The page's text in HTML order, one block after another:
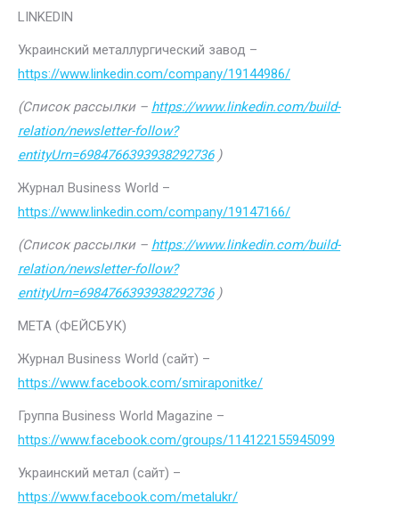
LINKEDIN
Украинский металлургический завод –
https://www.linkedin.com/company/19144986/
(Список рассылки – https://www.linkedin.com/build-
relation/newsletter-follow?
entityUrn=6984766393938292736)
Журнал Business World –
https://www.linkedin.com/company/19147166/
(Список рассылки – https://www.linkedin.com/build-
relation/newsletter-follow?
entityUrn=6984766393938292736)
МЕТА (ФЕЙСБУК)
Журнал Business World (сайт) –
https://www.facebook.com/smiraponitke/
Группа Business World Magazine –
https://www.facebook.com/groups/114122155945099
Украинский метал (сайт) –
https://www.facebook.com/metalukr/